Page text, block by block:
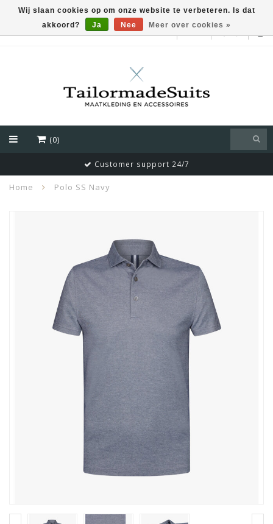
EUR
(0)
Customer support 24/7
Home Polo SS Navy
Wij slaan cookies op om onze website te verbeteren. Is dat
akkoord?
Ja Nee Meer over cookies »